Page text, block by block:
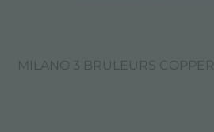
MILANO 3 BRULEURS COPPER